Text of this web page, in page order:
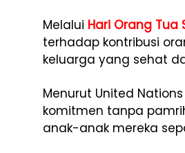
Melalui Hari Orang Tua
terhadap kontribusi
keluarga yang sehat
Menurut United
komitmen tanpa
anak-anak mereka